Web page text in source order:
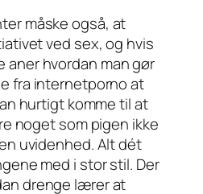
måske også, at
ved sex, og hvis
aner hvordan man gør
fra internetporno at
hurtigt komme til at
noget som pigen ikke
uvidenhed. Alt dét
med i stor stil. Der
drenge lærer at